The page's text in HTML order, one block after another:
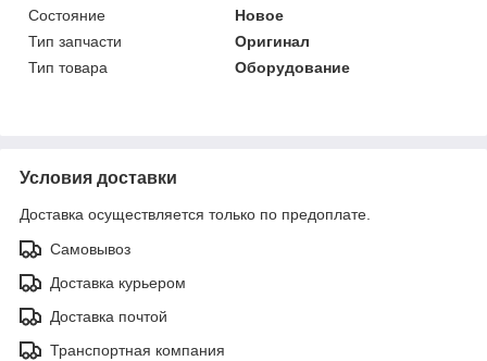
Состояние
Новое
Тип запчасти
Оригинал
Тип товара
Оборудование
Условия доставки
Доставка осуществляется только по предоплате.
Самовывоз
Доставка курьером
Доставка почтой
Транспортная компания